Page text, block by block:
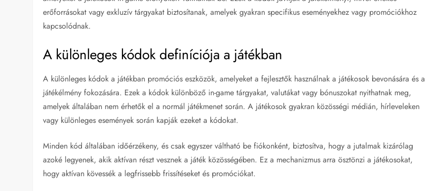
erőforrásokat vagy exkluzív tárgyakat biztosítanak, amelyek gyakran specifikus eseményekhez vagy promóciókhoz
kapcsolódnak.
A különleges kódok definíciója a játékban
A különleges kódok a játékban promóciós eszközök, amelyeket a fejlesztők használnak a játékosok bevonására és a
játékélmény fokozására. Ezek a kódok különböző in-game tárgyakat, valutákat vagy bónuszokat nyithatnak meg,
amelyek általában nem érhetők el a normál játékmenet során. A játékosok gyakran közösségi médián, hírleveleken
vagy különleges események során kapják ezeket a kódokat.
Minden kód általában időérzékeny, és csak egyszer váltható be fiókonként, biztosítva, hogy a jutalmak kizárólag
azoké legyenek, akik aktívan részt vesznek a játék közösségében. Ez a mechanizmus arra ösztönzi a játékosokat,
hogy aktívan kövessék a legfrissebb frissítéseket és promóciókat.